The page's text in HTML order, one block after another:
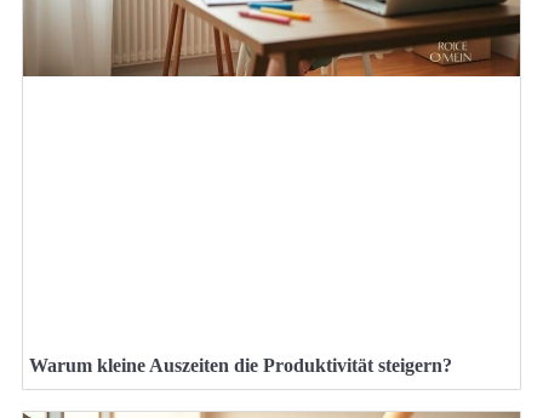
Warum kleine Auszeiten die Produktivität steigern?